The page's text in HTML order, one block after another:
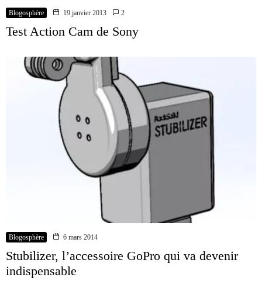
Blogosphère 19 janvier 2013 2
Test Action Cam de Sony
Blogosphère 6 mars 2014
Stubilizer, l’accessoire GoPro qui va devenir
indispensable